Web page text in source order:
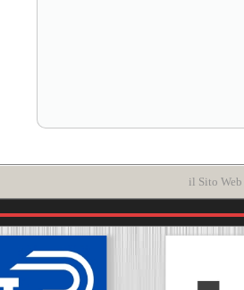
il Sito Web